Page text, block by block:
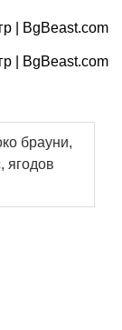
брауни,
ягодов